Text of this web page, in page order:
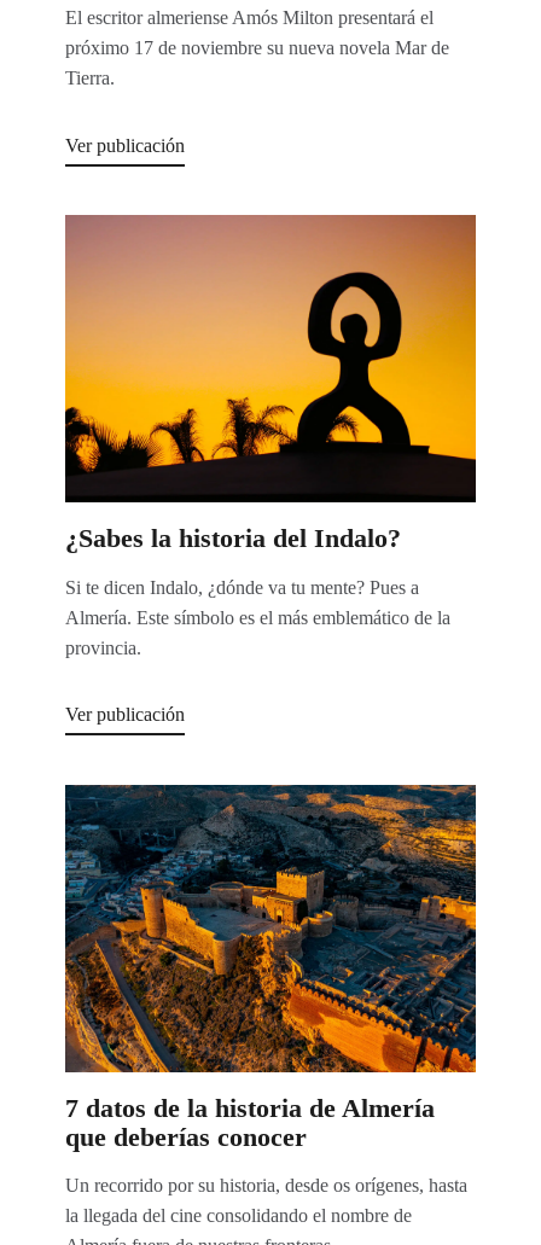
El escritor almeriense Amós Milton presentará el
próximo 17 de noviembre su nueva novela Mar de
Tierra.
Ver publicación
¿Sabes la historia del Indalo?
Si te dicen Indalo, ¿dónde va tu mente? Pues a
Almería. Este símbolo es el más emblemático de la
provincia.
Ver publicación
7 datos de la historia de Almería
que deberías conocer
Un recorrido por su historia, desde os orígenes, hasta
la llegada del cine consolidando el nombre de